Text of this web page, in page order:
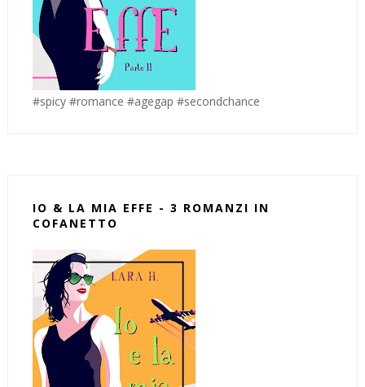
#spicy #romance #agegap #secondchance
IO & LA MIA EFFE - 3 ROMANZI IN
COFANETTO